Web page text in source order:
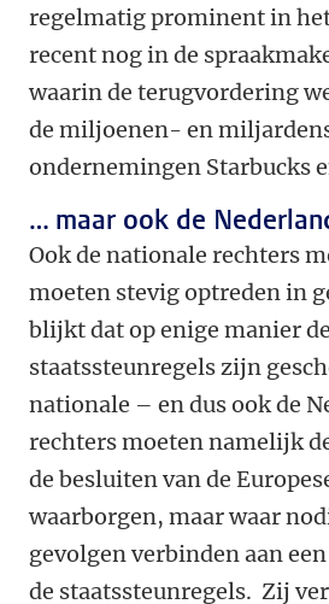
regelmatig prominent in
recent nog in de
waarin de terugvordering
de miljoenen- en
ondernemingen Starbucks
… maar ook de
Ook de nationale rechters
moeten stevig optreden in
blijkt dat op enige manier de
staatssteunregels zijn
nationale – en dus ook de
rechters moeten namelijk
de besluiten van de
waarborgen, maar waar
gevolgen verbinden aan
de staatssteunregels. Zij